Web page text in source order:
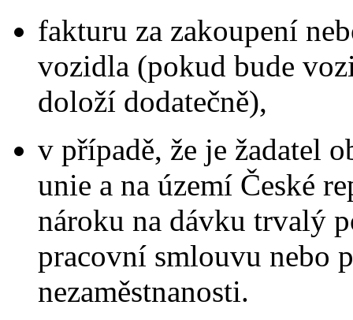
fakturu za zakoupení
vozidla (pokud bude
doloží dodatečně),
v případě, že je žadatel
unie a na území České
nároku na dávku trvalý
pracovní smlouvu nebo
nezaměstnanosti.